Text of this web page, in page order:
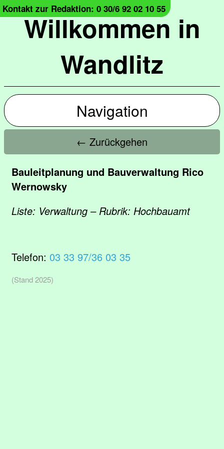
Willkommen in
Wandlitz
Kontakt zur Redaktion: 0 30/6 92 02 10 55
Navigation
← Zurückgehen
Bauleitplanung und Bauverwaltung Rico
Wernowsky
Liste: Verwaltung – Rubrik: Hochbauamt
Telefon: 03 33 97/36 03 35
(Stand 2025)